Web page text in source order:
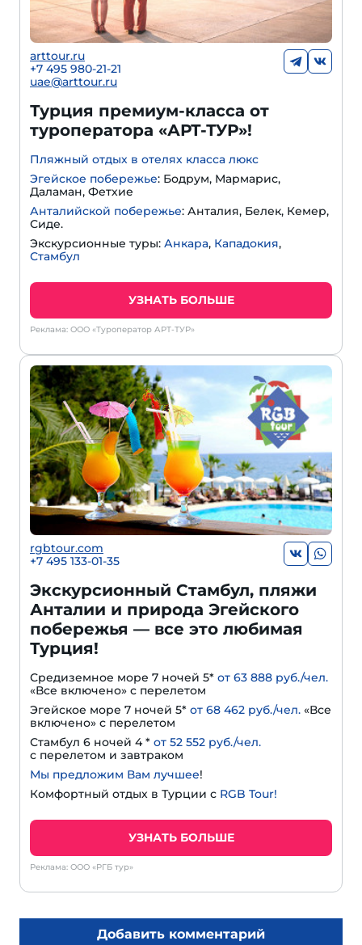
arttour.ru
+7 495 980-21-21
uae@arttour.ru
Турция премиум-класса от
туроператора «АРТ-ТУР»!
Пляжный отдых в отелях класса люкс
Эгейское побережье: Бодрум, Мармарис,
Даламан, Фетхие
Анталийской побережье: Анталия, Белек, Кемер,
Сиде.
Экскурсионные туры: Анкара, Кападокия,
Стамбул
УЗНАТЬ БОЛЬШЕ
Реклама: ООО «Туроператор АРТ-ТУР»
rgbtour.com
+7 495 133-01-35
Экскурсионный Стамбул, пляжи
Анталии и природа Эгейского
побережья — все это любимая
Турция!
Средиземное море 7 ночей 5* от 63 888 руб./чел.
«Все включено» с перелетом
Эгейское море 7 ночей 5* от 68 462 руб./чел. «Все
включено» с перелетом
Стамбул 6 ночей 4 * от 52 552 руб./чел.
с перелетом и завтраком
Мы предложим Вам лучшее!
Комфортный отдых в Турции с RGB Tour!
УЗНАТЬ БОЛЬШЕ
Реклама: ООО «РГБ тур»
Добавить комментарий